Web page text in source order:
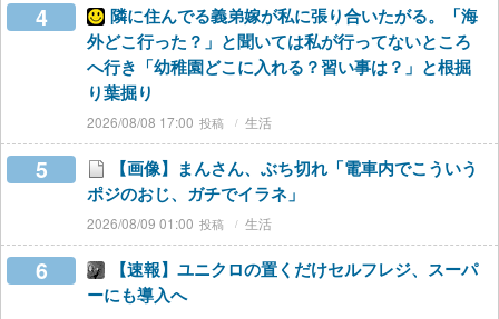
4
隣に住んでる義弟嫁が私に張り合いたがる。「海
外どこ行った？」と聞いては私が行ってないところ
へ行き「幼稚園どこに入れる？習い事は？」と根掘
り葉掘り
2026/08/08 17:00 生活
5
【画像】まんさん、ぶち切れ「電車内でこういう
ポジのおじ、ガチでイラネ」
2026/08/09 01:00 生活
6
【速報】ユニクロの置くだけセルフレジ、スーパ
ーにも導入へ